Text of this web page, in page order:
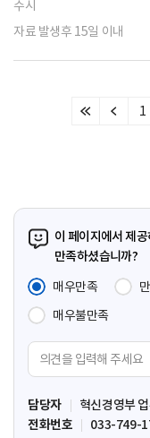
수시
자료 발생후 15일 이내
처
이
1
이 페이지에서 제
만족하셨습니까?
매우만족
매우불만족
견
입
력
담당자
혁신경영부
전화번호
033-749-